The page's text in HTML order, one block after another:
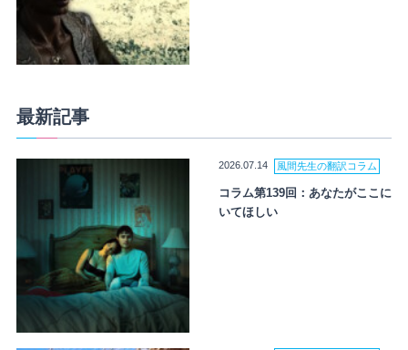
最新記事
2026.07.14 風間先生の翻訳コラム
コラム第139回：あなたがここに
いてほしい